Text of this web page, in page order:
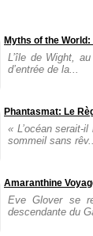
Myths of the
L’île de Wight,
d’entrée de la...
Phantasmat: Le
« L’océan serait-
sommeil sans
Amaranthine
Eve Glover se
descendante du